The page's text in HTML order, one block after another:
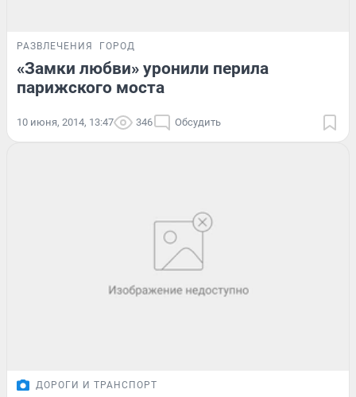
РАЗВЛЕЧЕНИЯ ГОРОД
«Замки любви» уронили перила
парижского моста
10 июня, 2014, 13:47 346 Обсудить
ДОРОГИ И ТРАНСПОРТ